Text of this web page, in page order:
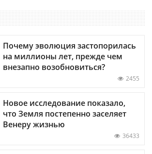
Почему эволюция застопорилась
на миллионы лет, прежде чем
внезапно возобновиться?
2455
Новое исследование показало,
что Земля постепенно заселяет
Венеру жизнью
36433